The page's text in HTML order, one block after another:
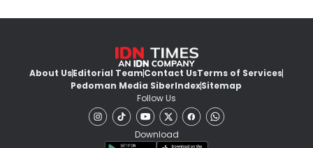
About UsEditorial TeamContact UsTerms of Services
Pedoman Media SiberIndexSitemap
Follow Us
Download